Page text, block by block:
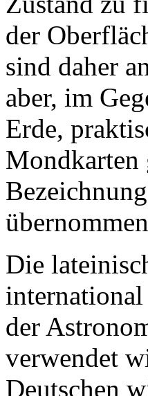
der
sind daher
aber, im
Erde,
Mondkarten
Die
der
verwendet
Deutschen